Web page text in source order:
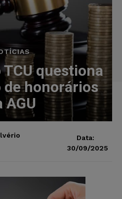
questiona
de honorários
AGU
Data:
30/09/2025